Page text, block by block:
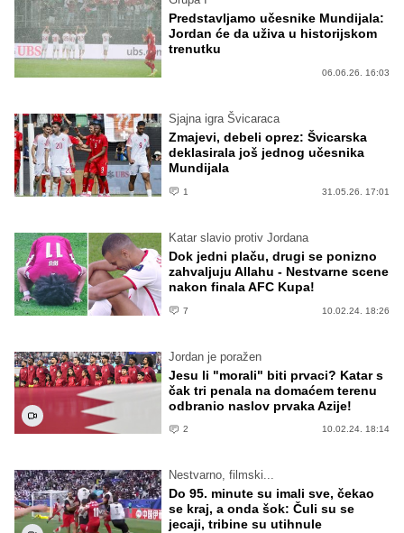
Predstavljamo učesnike Mundijala:
Jordan će da uživa u historijskom
trenutku
06.06.26. 16:03
Sjajna igra Švicaraca
Zmajevi, debeli oprez: Švicarska
deklasirala još jednog učesnika
Mundijala
1 31.05.26. 17:01
Katar slavio protiv Jordana
Dok jedni plaču, drugi se ponizno
zahvaljuju Allahu - Nestvarne scene
nakon finala AFC Kupa!
7 10.02.24. 18:26
Jordan je poražen
Jesu li "morali" biti prvaci? Katar s
čak tri penala na domaćem terenu
odbranio naslov prvaka Azije!
2 10.02.24. 18:14
Nestvarno, filmski...
Do 95. minute su imali sve, čekao
se kraj, a onda šok: Čuli su se
jecaji, tribine su utihnule